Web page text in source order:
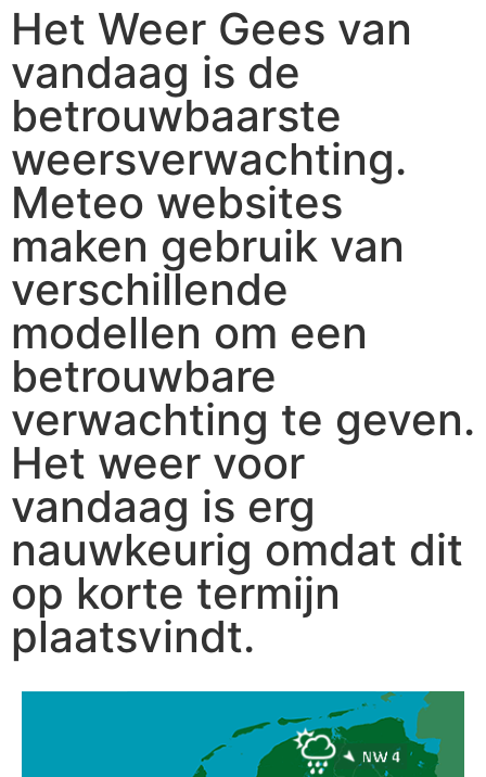
Het Weer Gees van
vandaag is de
betrouwbaarste
weersverwachting.
Meteo websites
maken gebruik van
verschillende
modellen om een
betrouwbare
verwachting te geven.
Het weer voor
vandaag is erg
nauwkeurig omdat dit
op korte termijn
plaatsvindt.